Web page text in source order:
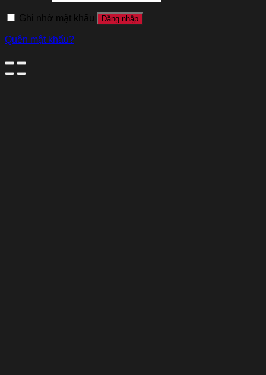
Ghi nhớ mật khẩu Đăng nhập
Quên mật khẩu?